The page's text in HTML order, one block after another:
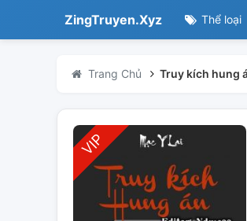
ZingTruyen.Xyz Thể loại
Trang Chủ Truy kích hung